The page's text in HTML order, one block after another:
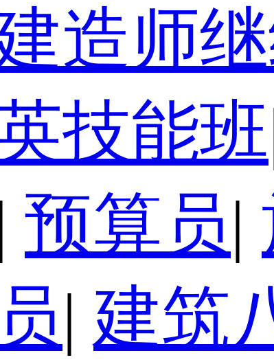
造师
技能班
预算员|
| 建筑